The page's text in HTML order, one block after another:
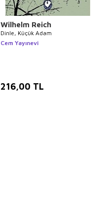
Wilhelm Reich
Dinle, Küçük Adam
Cem Yayınevi
216,00 TL